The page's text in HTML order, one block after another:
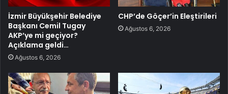
İzmir Büyükşehir Belediye
Başkanı Cemil Tugay
AKP’ye mi geçiyor?
Açıklama geldi…
Ağustos 6, 2026
CHP’de Göçer’in Eleştirileri
Ağustos 6, 2026